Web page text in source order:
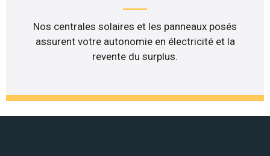
Nos centrales solaires et les panneaux posés
assurent votre autonomie en électricité et la
revente du surplus.